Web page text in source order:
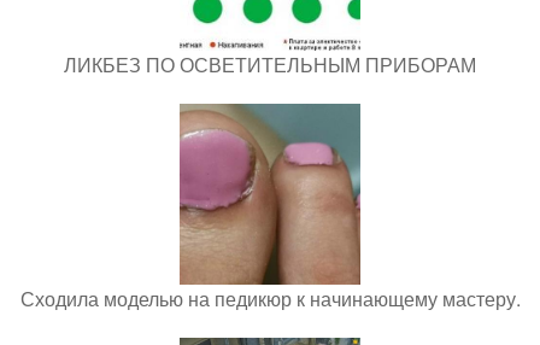
ЛИКБЕЗ ПО ОСВЕТИТЕЛЬНЫМ ПРИБОРАМ
Сходила моделью на педикюр к начинающему мастеру.